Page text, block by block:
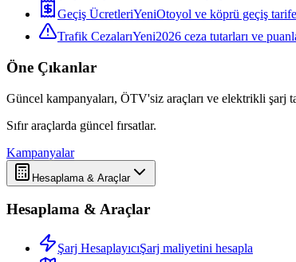
Geçiş ÜcretleriYeniOtoyol ve köprü geçiş
Trafik CezalarıYeni2026 ceza tutarları ve
Öne Çıkanlar
Güncel kampanyaları, ÖTV'siz araçları ve elektrikli şarj
Sıfır araçlarda güncel fırsatlar.
Kampanyalar
Hesaplama & Araçlar
Hesaplama & Araçlar
Şarj HesaplayıcıŞarj maliyetini hesapla